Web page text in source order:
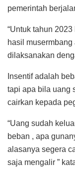
pemerintah
“Untuk tahun
hasil
dilaksanakan
Insentif adalah
tapi apa bila uang
cairkan kepada
“Uang sudah
beban , apa
alasanya segera
saja mengalir ”